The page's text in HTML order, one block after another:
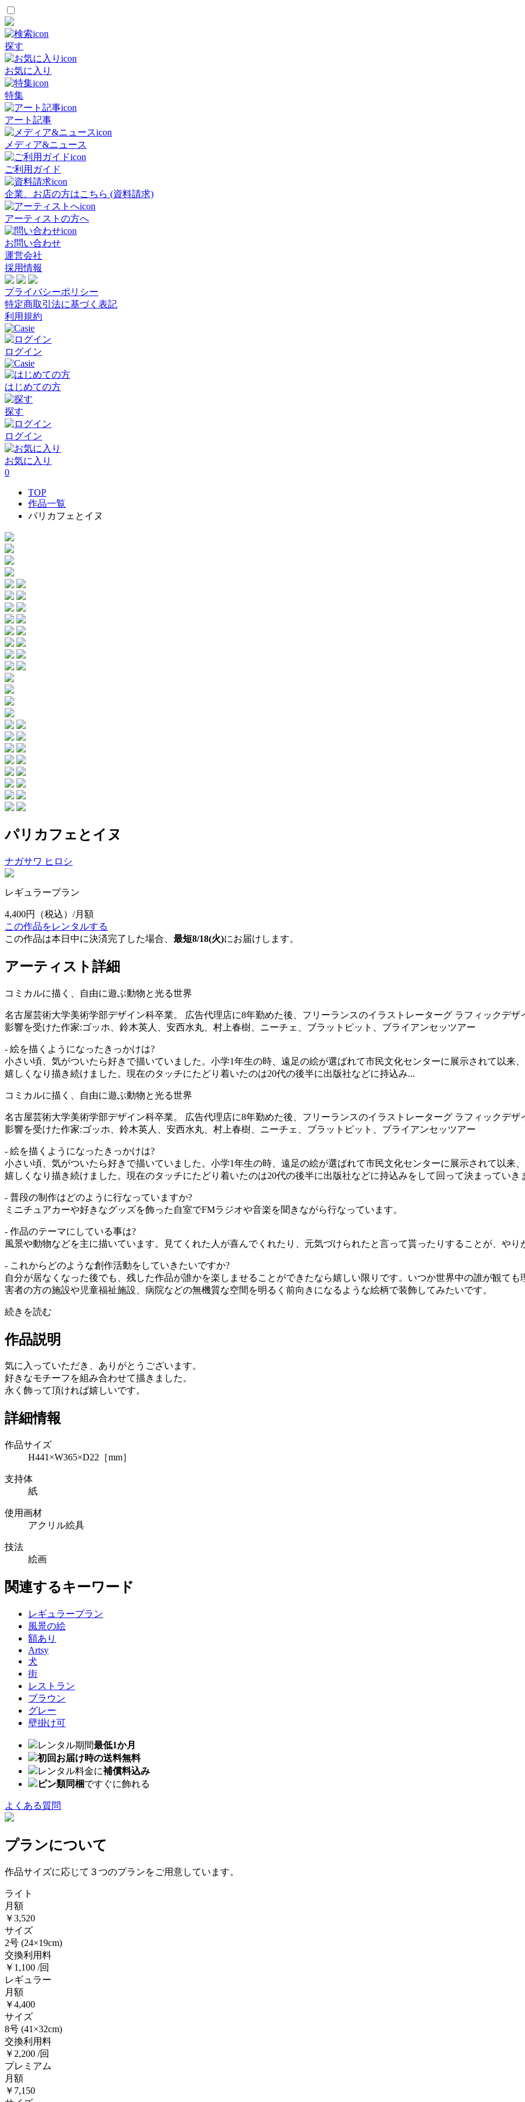
探す
お気に入り
特集
アート記事
メディア&ニュース
ご利用ガイド
企業、お店の方はこちら (資料請求)
アーティストの方へ
お問い合わせ
運営会社
採用情報
プライバシーポリシー
特定商取引法に基づく表記
利用規約
ログイン
はじめての方
探す
ログイン
お気に入り
0
TOP
作品一覧
パリカフェとイヌ
パリカフェとイヌ
ナガサワ ヒロシ
レギュラープラン
4,400円
（税込）/月額
この作品をレンタルする
この作品は本日中に決済完了した場合、 最短8/18(火)にお届けします。
アーティスト詳細
コミカルに描く、自由に遊ぶ動物と光る世界
名古屋芸術大学美術学部デザイン科卒業。 広告代理店に8年勤めた後、フリーランスのイラストレーターグ ラフィックデザ
影響を受けた作家:ゴッホ、鈴木英人、安西水丸、村上春樹、ニーチェ、ブラットピット、ブライアンセッツアー
- 絵を描くようになったきっかけは?
小さい頃、気がついたら好きで描いていました。小学1年生の時、遠足の絵が選ばれて市民文化センターに展示されて以来
嬉しくなり描き続けました。現在のタッチにたどり着いたのは20代の後半に出版社などに持込み...
コミカルに描く、自由に遊ぶ動物と光る世界
名古屋芸術大学美術学部デザイン科卒業。 広告代理店に8年勤めた後、フリーランスのイラストレーターグ ラフィックデザ
影響を受けた作家:ゴッホ、鈴木英人、安西水丸、村上春樹、ニーチェ、ブラットピット、ブライアンセッツアー
- 絵を描くようになったきっかけは?
小さい頃、気がついたら好きで描いていました。小学1年生の時、遠足の絵が選ばれて市民文化センターに展示されて以来
嬉しくなり描き続けました。現在のタッチにたどり着いたのは20代の後半に出版社などに持込みをして回って決まっていき
- 普段の制作はどのように行なっていますか?
ミニチュアカーや好きなグッズを飾った自室でFMラジオや音楽を聞きながら行なっています。
- 作品のテーマにしている事は?
風景や動物などを主に描いています。見てくれた人が喜んでくれたり、元気づけられたと言って貰ったりすることが、やり
- これからどのような創作活動をしていきたいですか?
自分が居なくなった後でも、残した作品が誰かを楽しませることができたなら嬉しい限りです。いつか世界中の誰が観て
害者の方の施設や児童福祉施設、病院などの無機質な空間を明るく前向きになるような絵柄で装飾してみたいです。
続きを読む
作品説明
気に入っていただき、ありがとうございます。
好きなモチーフを組み合わせて描きました。
永く飾って頂ければ嬉しいです。
詳細情報
作品サイズ
H441×W365×D22［mm］
支持体
紙
使用画材
アクリル絵具
技法
絵画
関連するキーワード
レギュラープラン
風景の絵
額あり
Artsy
犬
街
レストラン
ブラウン
グレー
壁掛け可
レンタル期間最低1か月
初回お届け時の送料無料
レンタル料金に補償料込み
ピン類同梱ですぐに飾れる
よくある質問
プランについて
作品サイズに応じて３つのプランをご用意しています。
ライト
月額
￥3,520
サイズ
2号 (24×19cm)
交換利用料
￥1,100 /回
レギュラー
月額
￥4,400
サイズ
8号 (41×32cm)
交換利用料
￥2,200 /回
プレミアム
月額
￥7,150